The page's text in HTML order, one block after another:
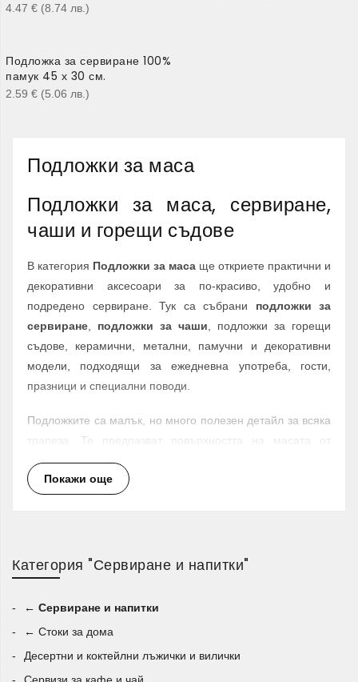
4.47 € (8.74 лв. )
Подложка за сервиране 100%
памук 45 х 30 см.
2.59 € (5.06 лв. )
Подложки за маса
Подложки за маса, сервиране,
чаши и горещи съдове
В категория Подложки за маса ще откриете практични и
декоративни аксесоари за по-красиво, удобно и
подредено сервиране. Тук са събрани подложки за
сервиране
подложки за чаши , подложки за горещи
съдове, керамични, метални, памучни и декоративни
модели, подходящи за ежедневна употреба, гости,
празници и специални поводи.
Подложките са малък, но много полезен детайл за всяка
трапеза. Те предпазват повърхността на масата от
петна, влага, надраскване и топлина, като
едновременно с това добавят стил и завършеност към
модел за вашия дом.
Подложки за сервиране за красива
трапеза
Подложките за сервиранеса чудесен избор за
Покажи още
Категория "Сервиране и напитки"
← Сервиране и напитки
← Стоки за дома
Десертни и коктейлни лъжички и вилички
Сервизи за кафе и чай